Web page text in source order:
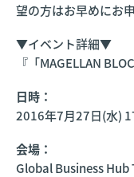
望の方はお早めにお
▼イベント詳細▼
『「MAGELLAN
日時：
2016年7月27日(水)
会場：
Global Business